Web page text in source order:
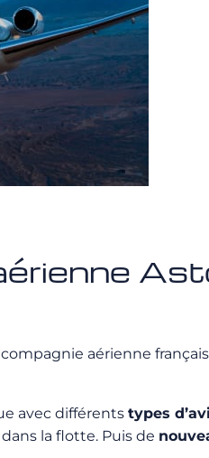
aérienne
avec différents types
la flotte. Puis de